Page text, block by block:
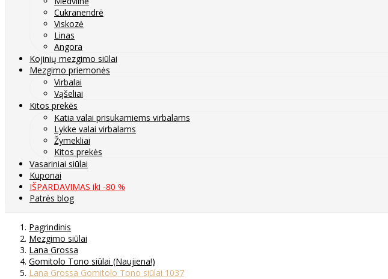
Cukranendrė
Viskozė
Linas
Angora
Kojinių mezgimo siūlai
Mezgimo priemonės
Virbalai
Vąšeliai
Kitos prekės
Katia valai prisukamiems virbalams
Lykke valai virbalams
Žymekliai
Kitos prekės
Vasariniai siūlai
Kuponai
IŠPARDAVIMAS iki -80 %
Patrės blog
Pagrindinis
Mezgimo siūlai
Lana Grossa
Gomitolo Tono siūlai (Naujiena!)
Lana Grossa Gomitolo Tono siūlai 1037